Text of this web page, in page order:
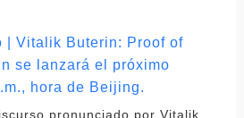
| Vitalik Buterin: Proof of
se lanzará el próximo
hora de Beijing.
pronunciado por Vitalik